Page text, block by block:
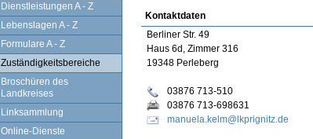
Dienstleistungen A - Z
Lebenslagen A - Z
Formulare A - Z
Zuständigkeitsbereiche
Broschüren des
Landkreises
Linksammlung
Online-Dienste
Kontaktdaten
Berliner Str. 49
Haus 6d, Zimmer 316
19348 Perleberg
03876 713-510
03876 713-698631
manuela.kelm@lkprignitz.de